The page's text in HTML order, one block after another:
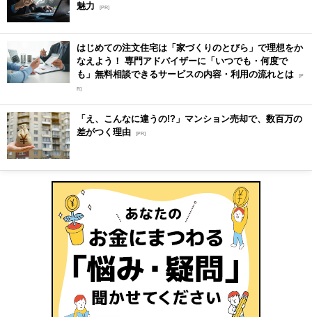
魅力
[PR]
はじめての注文住宅は「家づくりのとびら」で理想をか
なえよう！ 専門アドバイザーに「いつでも・何度で
も」無料相談できるサービスの内容・利用の流れとは [P
R]
「え、こんなに違うの!?」マンション売却で、数百万の
差がつく理由 [PR]